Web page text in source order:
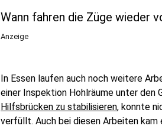
Wann fahren die Züge wieder
Anzeige
In Essen laufen auch noch weitere
einer Inspektion Hohlräume unter den
Hilfsbrücken zu stabilisieren, konnte
verfüllt. Auch bei diesen Arbeiten kam